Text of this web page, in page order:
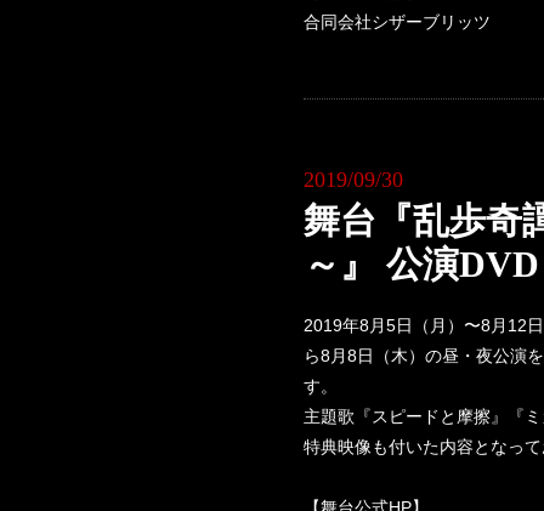
合同会社シザーブリッツ
2019/09/30
舞台『乱歩奇
～』 公演
2019年8月5日（月）〜8月12
ら8月8日（木）の昼・夜公演
す。
主題歌『スピードと摩擦』『
特典映像も付いた内容となっ